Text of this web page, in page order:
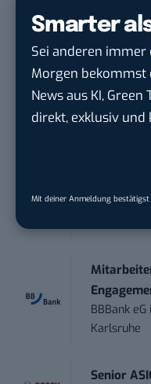
Smarter
Sei anderen immer
Morgen bekommst
News aus KI,
direkt, exklusiv und
Mit deiner Anmeldung
trendtours
30 Std.)
BBBank eG
Karlsruhe
Senior